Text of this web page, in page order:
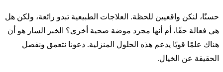
حسنًا، لنكن واقعيين للحظة. العلاجات الطبيعية تبدو رائعة، ولكن هل
هي فعالة حقًا، أم أنها مجرد موضة صحية أخرى؟ الخبر السار هو أن
هناك علمًا قويًا يدعم هذه الحلول المنزلية. دعونا نتعمق ونفصل
الحقيقة عن الخيال.